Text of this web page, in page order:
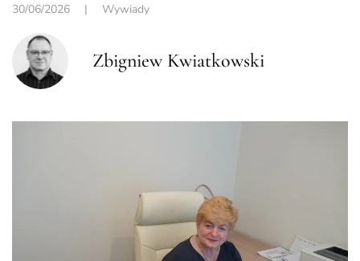
30/06/2026 | Wywiady
Zbigniew Kwiatkowski